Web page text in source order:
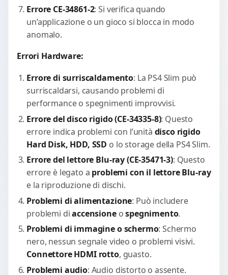
Errore CE-34861-2: Si verifica quando
un’applicazione o un gioco si blocca in modo
anomalo.
Errori Hardware:
Errore di surriscaldamento: La PS4 Slim può
surriscaldarsi, causando problemi di
performance o spegnimenti improvvisi.
Errore del disco rigido (CE-34335-8): Questo
errore indica problemi con l’unità disco rigido
Hard Disk, HDD, SSD o lo storage della PS4 Slim.
Errore del lettore Blu-ray (CE-35471-3): Questo
errore è legato a problemi con il lettore Blu-ray
e la riproduzione di dischi.
Problemi di alimentazione: Può includere
problemi diaccensioneospegnimento.
Problemi di immagine o schermo: Schermo
nero, nessun segnale video o problemi visivi.
Connettore HDMI rotto, guasto.
Problemi audio: Audio distorto o assente.